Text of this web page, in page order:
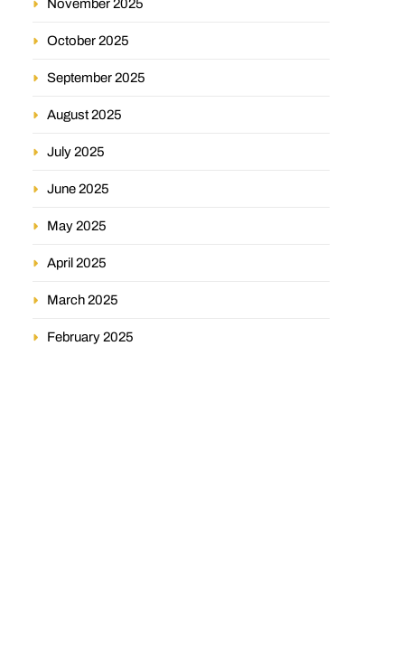
November 2025
October 2025
September 2025
August 2025
July 2025
June 2025
May 2025
April 2025
March 2025
February 2025